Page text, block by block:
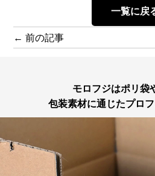
一覧に戻
← 前の記事
モロフジはポリ袋
包装素材に通じたプロ